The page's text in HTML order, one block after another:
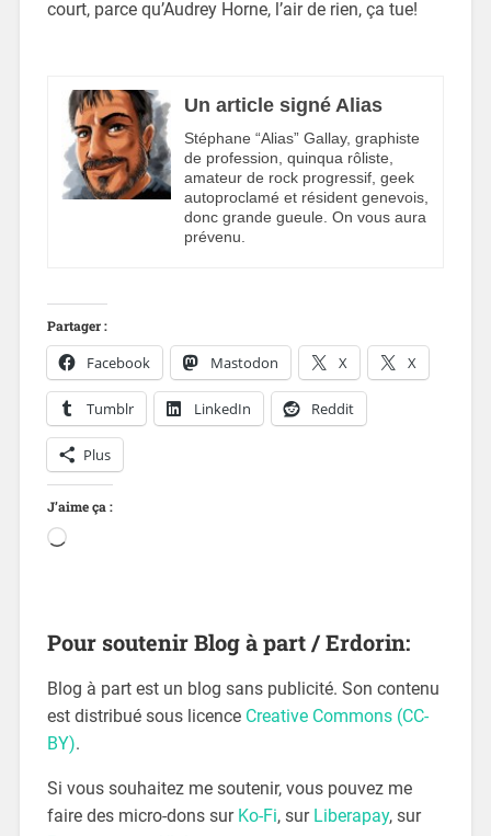
court, parce qu’Audrey Horne, l’air de rien, ça tue!
Un article signé Alias
Stéphane “Alias” Gallay, graphiste
de profession, quinqua rôliste,
amateur de rock progressif, geek
autoproclamé et résident genevois,
donc grande gueule. On vous aura
prévenu.
Partager :
Facebook Mastodon X X
Tumblr LinkedIn Reddit
Plus
J’aime ça :
Pour soutenir Blog à part / Erdorin:
Blog à part est un blog sans publicité. Son contenu
est distribué sous licence Creative Commons (CC-
BY).
Si vous souhaitez me soutenir, vous pouvez me
faire des micro-dons sur Ko-Fi, sur Liberapay, sur